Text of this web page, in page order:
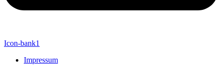
Icon-bank1
Impressum